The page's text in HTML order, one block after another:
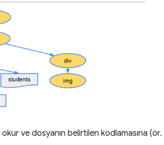
ve dosyanın belirtilen kodlamasına (ör.